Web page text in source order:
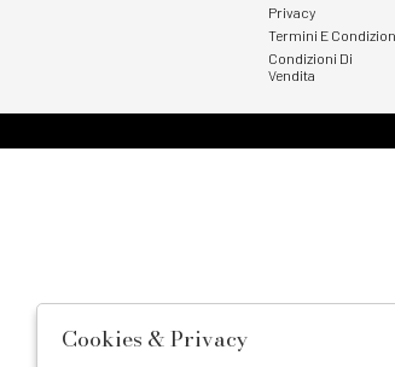
Privacy
Termini E
Condizioni Di
Vendita
Cookies & Privacy